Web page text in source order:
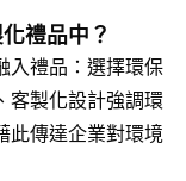
禮品中？
入禮品：選擇環保
客製化設計強調環
此傳達企業對環境